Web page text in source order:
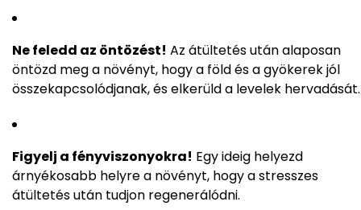
Ne feledd az öntözést! Az átültetés után alaposan
öntözd meg a növényt, hogy a föld és a gyökerek jól
összekapcsolódjanak, és elkerüld a levelek hervadását.
Figyelj a fényviszonyokra! Egy ideig helyezd
árnyékosabb helyre a növényt, hogy a stresszes
átültetés után tudjon regenerálódni.